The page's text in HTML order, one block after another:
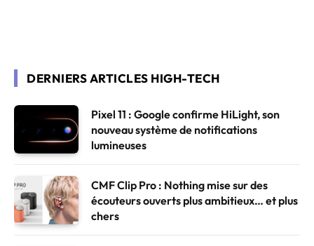
DERNIERS ARTICLES HIGH-TECH
Pixel 11 : Google confirme HiLight, son
nouveau système de notifications
lumineuses
CMF Clip Pro : Nothing mise sur des
écouteurs ouverts plus ambitieux… et plus
chers